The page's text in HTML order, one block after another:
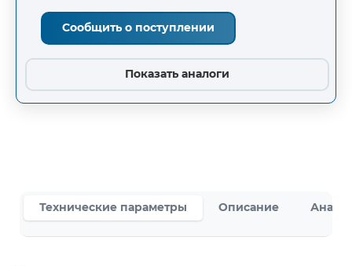
Сообщить о поступлении
Показать аналоги
Технические параметры Описание